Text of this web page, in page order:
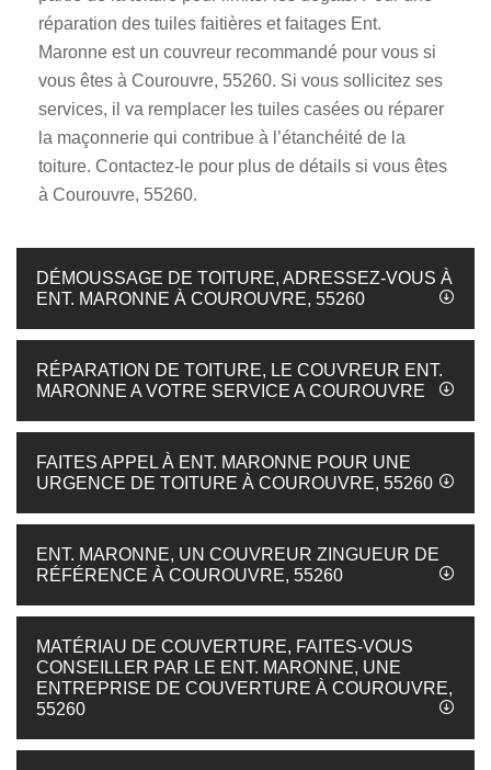
réparation des tuiles faitières et faitages Ent.
Maronne est un couvreur recommandé pour vous si
vous êtes à Courouvre, 55260. Si vous sollicitez ses
services, il va remplacer les tuiles casées ou réparer
la maçonnerie qui contribue à l’étanchéité de la
toiture. Contactez-le pour plus de détails si vous êtes
à Courouvre, 55260.
DÉMOUSSAGE DE TOITURE, ADRESSEZ-VOUS À
ENT. MARONNE À COUROUVRE, 55260
RÉPARATION DE TOITURE, LE COUVREUR ENT.
MARONNE A VOTRE SERVICE A COUROUVRE
FAITES APPEL À ENT. MARONNE POUR UNE
URGENCE DE TOITURE À COUROUVRE, 55260
ENT. MARONNE, UN COUVREUR ZINGUEUR DE
RÉFÉRENCE À COUROUVRE, 55260
MATÉRIAU DE COUVERTURE, FAITES-VOUS
CONSEILLER PAR LE ENT. MARONNE, UNE
ENTREPRISE DE COUVERTURE À COUROUVRE,
55260